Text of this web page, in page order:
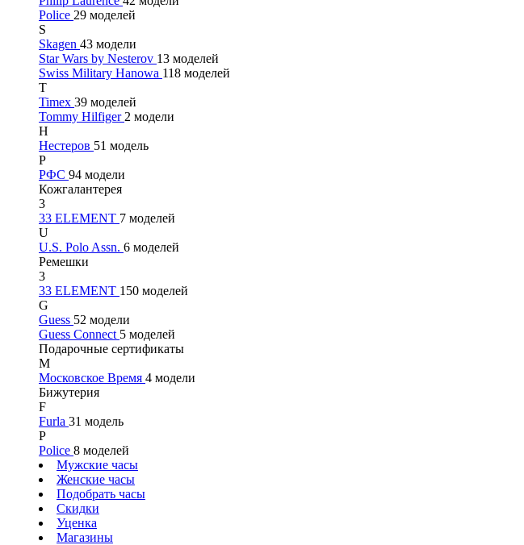
Police 29 моделей
S
Skagen 43 модели
Star Wars by Nesterov 13 моделей
Swiss Military Hanowa 118 моделей
T
Timex 39 моделей
Tommy Hilfiger 2 модели
Н
Нестеров 51 модель
Р
РФС 94 модели
Кожгалантерея
3
33 ELEMENT 7 моделей
U
U.S. Polo Assn. 6 моделей
Ремешки
3
33 ELEMENT 150 моделей
G
Guess 52 модели
Guess Connect 5 моделей
Подарочные сертификаты
М
Московское Время 4 модели
Бижутерия
F
Furla 31 модель
P
Police 8 моделей
Мужские часы
Женские часы
Подобрать часы
Скидки
Уценка
Магазины